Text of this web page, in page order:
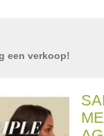
een verkoop!